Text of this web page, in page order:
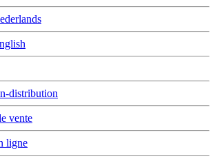
distribution
vente
ligne